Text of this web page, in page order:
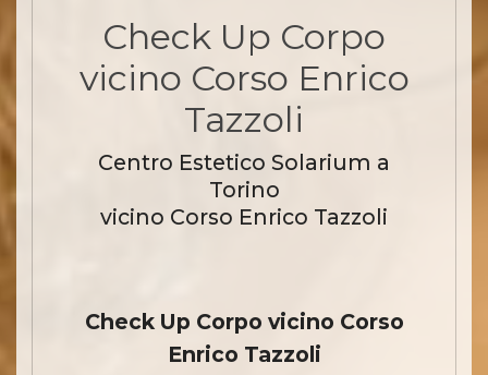
Check Up Corpo
vicino Corso Enrico
Tazzoli
Centro Estetico Solarium a
Torino
vicino Corso Enrico Tazzoli
Check Up Corpo vicino Corso
Enrico Tazzoli